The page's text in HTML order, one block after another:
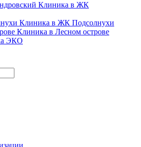
Клиника в ЖК
Клиника в ЖК Подсолнухи
Клиника в Лесном острове
ЭКО